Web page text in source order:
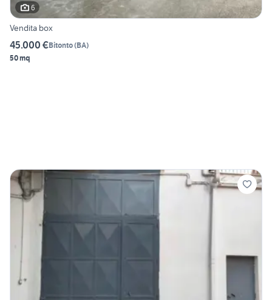
6
Vendita box
45.000 €Bitonto(BA)
50 mq